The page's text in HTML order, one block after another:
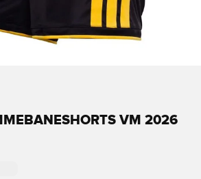
VM 2026